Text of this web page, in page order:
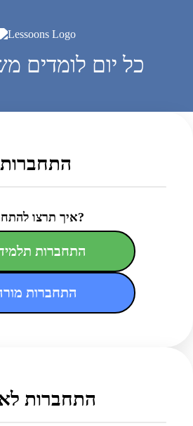
כל יום לומדים
התחברות
איך תרצו להתחבר?
התחברות
התחברות
התחברות